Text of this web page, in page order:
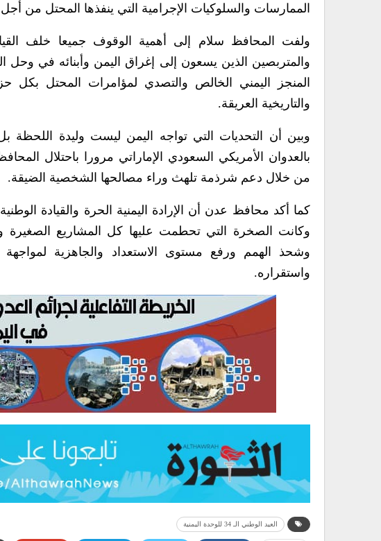
الممارسات والسلوكيات الإجرامية التي ينفذها المحتل من أجل
ولفت المحافظ سلام إلى أهمية الوقوف جميعا خلف
والمتربصين الذين يسعون إلى إغراق اليمن وأبنائه في
المنجز اليمني الخالص والتصدي لمؤامرات المحتل بكل
والتاريخية العريقة.
وبين أن التحديات التي تواجه اليمن ليست وليدة اللحظة
بالعدوان الأمريكي السعودي الإماراتي مرورا باحتلال
من خلال دعم شرذمة تلهث وراء مصالحها الشخصية الضيقة.
كما أكد محافظ عدن أن الإرادة اليمنية الحرة والقيادة
وكانت الصخرة التي تحطمت عليها كل المشاريع
وشحذ الهمم ورفع مستوى الاستعداد والجاهزية
واستقراره.
العيد الوطني الـ 34 للوحدة اليمنية